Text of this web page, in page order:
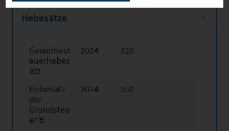
Hebesätze
Gewerbest
euerhebes
atz
2024 320
Hebesatz
der
Grundsteu
er B
2024 350